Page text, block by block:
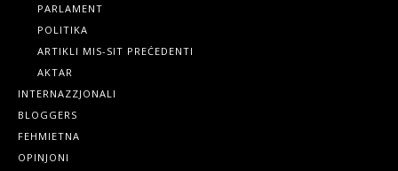
PARLAMENT
POLITIKA
ARTIKLI MIS-SIT PREĊEDENTI
AKTAR
INTERNAZZJONALI
BLOGGERS
FEHMIETNA
OPINJONI